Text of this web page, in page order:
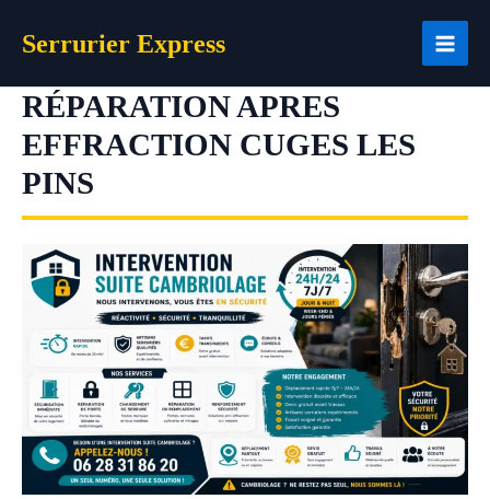
Serrurier Express
RÉPARATION APRES
EFFRACTION CUGES LES
PINS